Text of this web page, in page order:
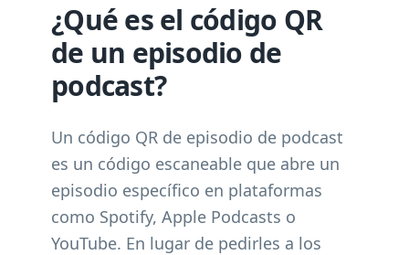
¿Qué es el código QR
de un episodio de
podcast?
Un código QR de episodio de podcast
es un código escaneable que abre un
episodio específico en plataformas
como Spotify, Apple Podcasts o
YouTube. En lugar de pedirles a los